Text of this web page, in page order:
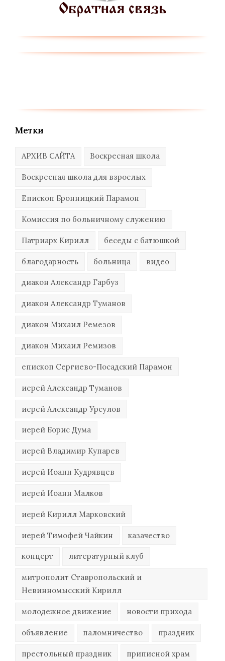
Метки
АРХИВ САЙТА Воскресная школа
Воскресная школа для взрослых
Епископ Бронницкий Парамон
Комиссия по больничному служению
Патриарх Кирилл беседы с батюшкой
благодарность больница видео
диакон Александр Гарбуз
диакон Александр Туманов
диакон Михаил Ремезов
диакон Михаил Ремизов
епископ Сергиево-Посадский Парамон
иерей Александр Туманов
иерей Александр Урсулов
иерей Борис Дума
иерей Владимир Купарев
иерей Иоанн Кудрявцев
иерей Иоанн Малков
иерей Кирилл Марковский
иерей Тимофей Чайкин казачество
концерт литературный клуб
митрополит Ставропольский и
Невинномысский Кирилл
молодежное движение новости прихода
объявление паломничество праздник
престольный праздник приписной храм